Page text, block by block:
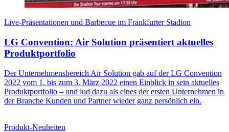
Live-Präsentationen und Barbecue im Frankfurter Stadion
LG Convention: Air Solution präsentiert aktuelles
Produktportfolio
Der Unternehmensbereich Air Solution gab auf der LG Convention
2022 vom 1. bis zum 3. März 2022 einen Einblick in sein aktuelles
Produktportfolio – und lud dazu als eines der ersten Unternehmen in
der Branche Kunden und Partner wieder ganz persönlich ein.
Produkt-Neuheiten